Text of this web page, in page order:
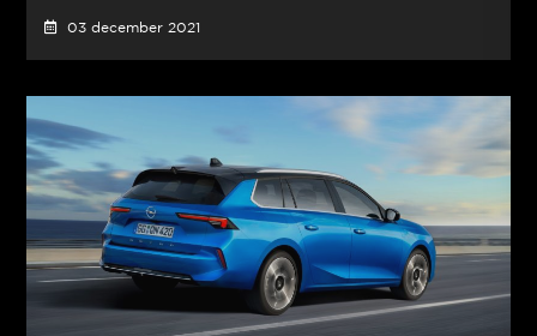
03 december 2021